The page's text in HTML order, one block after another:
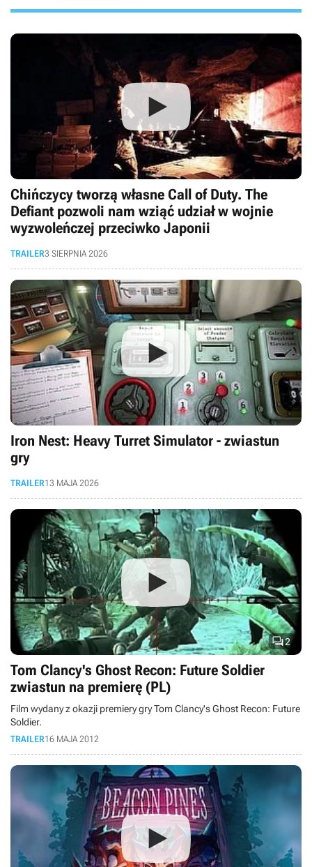
Chińczycy tworzą własne Call of Duty. The
Defiant pozwoli nam wziąć udział w wojnie
wyzwoleńczej przeciwko Japonii
TRAILER3 SIERPNIA 2026
Iron Nest: Heavy Turret Simulator - zwiastun
gry
TRAILER13 MAJA 2026
2
Tom Clancy's Ghost Recon: Future Soldier
zwiastun na premierę (PL)
Film wydany z okazji premiery gry Tom Clancy's Ghost Recon: Future
Soldier.
TRAILER16 MAJA 2012